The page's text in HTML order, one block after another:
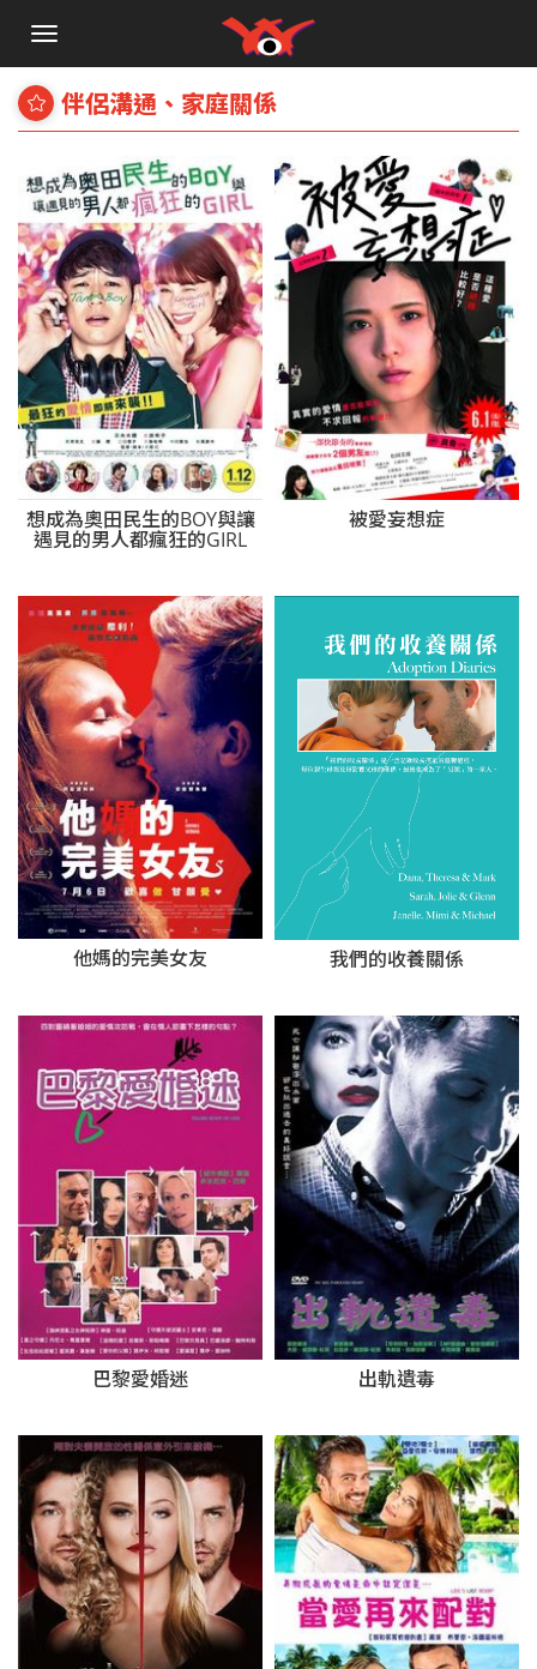
手
選
單
伴侶溝通、家庭關係
想成為奧田民生的BOY與讓
遇見的男人都瘋狂的GIRL
被愛妄想症
他媽的完美女友 我們的收養關係
巴黎愛婚迷 出軌遺毒